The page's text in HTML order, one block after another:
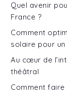
Quel avenir
France ?
Comment
solaire pour
Au cœur de
théâtral
Comment faire